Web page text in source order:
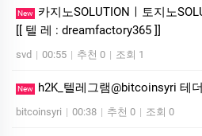
New
카­지노SOLUTIONㅣ토지노
[[ 텔 레 : dreamfactory365 ]]
svd | 00:55 | 추천 0 | 조회 1
New h2K_텔레그램@bitcoinsyri 테
bitcoinsyri | 00:38 | 추천 0 | 조회 0